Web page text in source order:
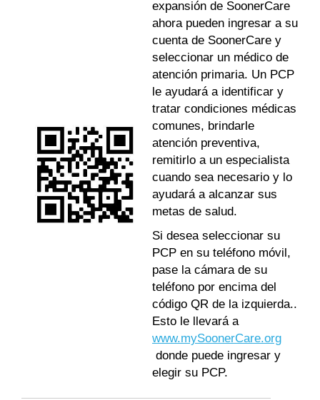
expansión de SoonerCare
ahora pueden ingresar a su
cuenta de SoonerCare y
seleccionar un médico de
atención primaria. Un PCP
le ayudará a identificar y
tratar condiciones médicas
comunes, brindarle
atención preventiva,
remitirlo a un especialista
cuando sea necesario y lo
ayudará a alcanzar sus
metas de salud.
Si desea seleccionar su
PCP en su teléfono móvil,
pase la cámara de su
teléfono por encima del
código QR de la izquierda..
Esto le llevará a
www.mySoonerCare.org
donde puede ingresar y
elegir su PCP.